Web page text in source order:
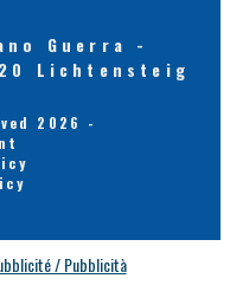
Guerra -
Lichtensteig
2026 -
/ Pubblicità